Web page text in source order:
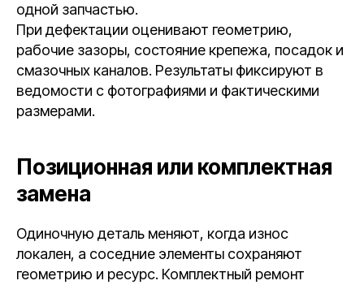
одной запчастью.
При дефектации оценивают геометрию,
рабочие зазоры, состояние крепежа, посадок и
смазочных каналов. Результаты фиксируют в
ведомости с фотографиями и фактическими
размерами.
Позиционная или комплектная
замена
Одиночную деталь меняют, когда износ
локален, а соседние элементы сохраняют
геометрию и ресурс. Комплектный ремонт